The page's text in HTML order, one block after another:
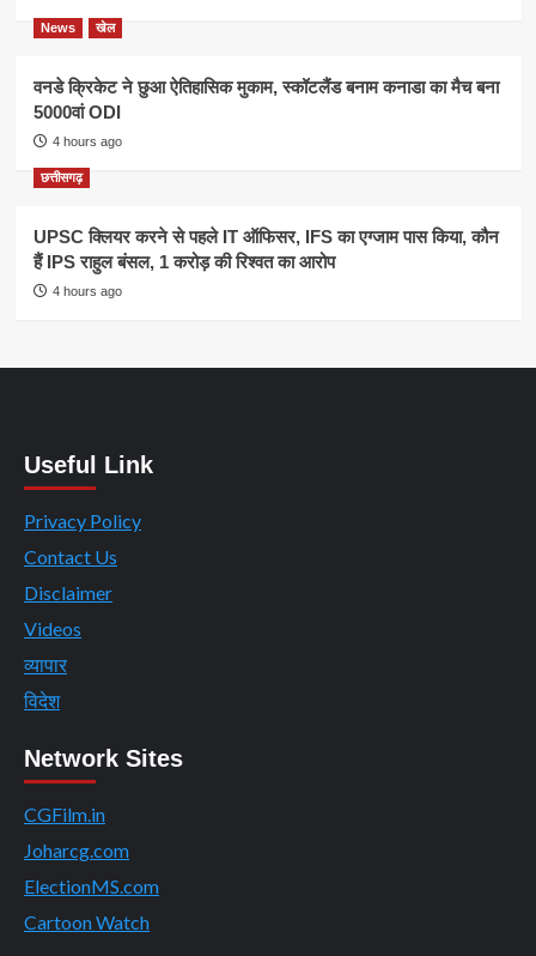
News खेल
वनडे क्रिकेट ने छुआ ऐतिहासिक मुकाम, स्कॉटलैंड बनाम कनाडा का मैच बना
5000वां ODI
4 hours ago
छत्तीसगढ़
UPSC क्लियर करने से पहले IT ऑफिसर, IFS का एग्जाम पास किया, कौन
हैं IPS राहुल बंसल, 1 करोड़ की रिश्वत का आरोप
4 hours ago
Useful Link
Privacy Policy
Contact Us
Disclaimer
Videos
व्यापार
विदेश
Network Sites
CGFilm.in
Joharcg.com
ElectionMS.com
Cartoon Watch